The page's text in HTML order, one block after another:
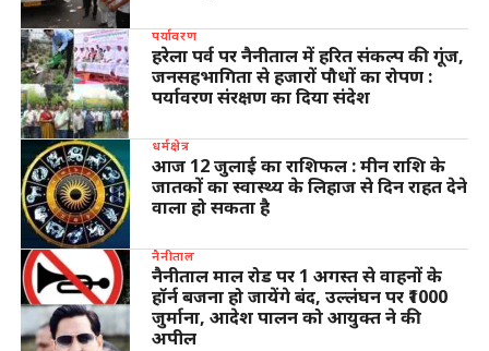
पर्यावरण
हरेला पर्व पर नैनीताल में हरित संकल्प की गूंज,
जनसहभागिता से हजारों पौधों का रोपण :
पर्यावरण संरक्षण का दिया संदेश
धर्मक्षेत्र
आज 12 जुलाई का राशिफल : मीन राशि के
जातकों का स्वास्थ्य के लिहाज से दिन राहत देने
वाला हो सकता है
नैनीताल
नैनीताल माल रोड पर 1 अगस्त से वाहनों के
हॉर्न बजना हो जायेंगे बंद, उल्लंघन पर ₹1000
जुर्माना, आदेश पालन को आयुक्त ने की
अपील